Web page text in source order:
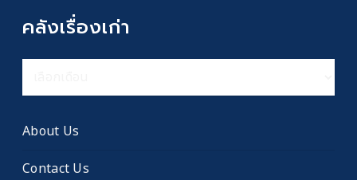
คลังเรื่องเก่า
เรื่อง
About Us
Contact Us